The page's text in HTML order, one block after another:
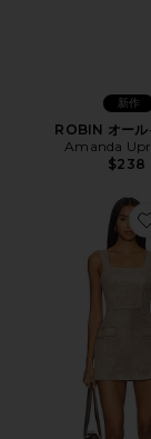
新作
ROBIN オール
Amanda
$238